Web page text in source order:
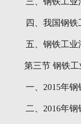
四、我国钢
五、钢铁工
第三节 钢铁
一、 2015年钢
二、 2016年钢